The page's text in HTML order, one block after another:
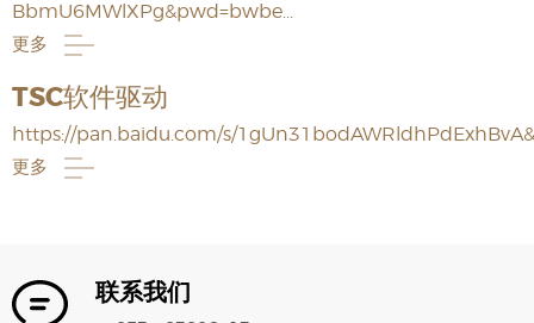
BbmU6MWlXPg&pwd=bwbe...
更多
TSC软件驱动
https://pan.baidu.com/s/
更多
联系我们